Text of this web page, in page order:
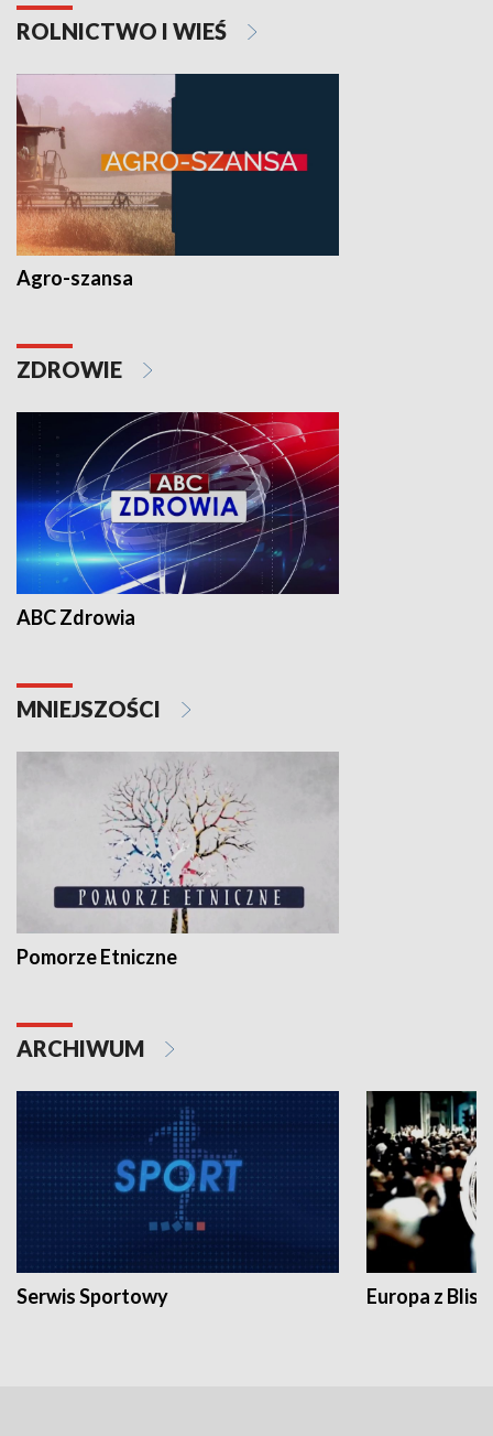
ROLNICTWO I WIEŚ
Agro-szansa
ZDROWIE
ABC Zdrowia
MNIEJSZOŚCI
Pomorze Etniczne
ARCHIWUM
Serwis Sportowy Europa z